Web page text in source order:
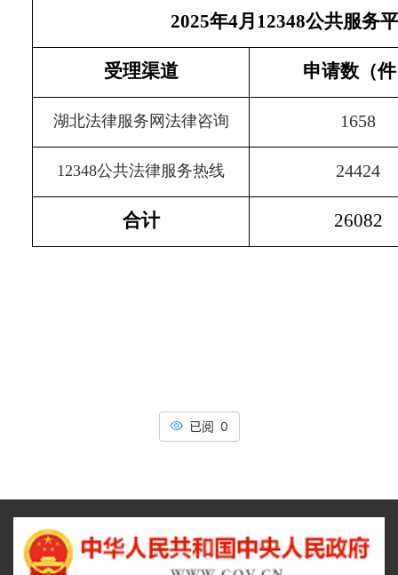
2025年4月 12348公共服务
受理渠道 申请数（
湖北法律服务网法律咨询 1658
12348公共法律服务热线 24424
合计 26082
已阅 0